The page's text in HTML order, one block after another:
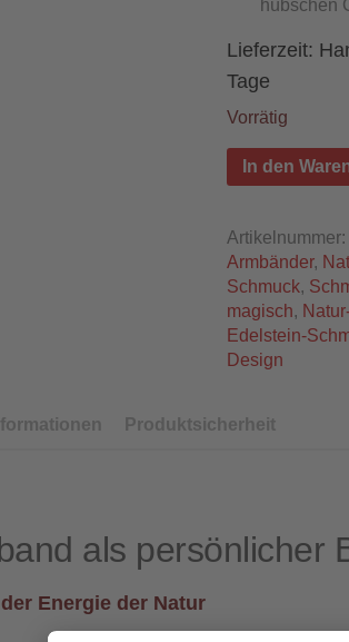
hübschen
Lieferzeit:
Tage
Vorrätig
In den
Artikelnummer:
Armbänder,
Schmuck,
magisch,
Edelstein-
Design
Produktsicherheit
als persönlicher
Energie der Natur